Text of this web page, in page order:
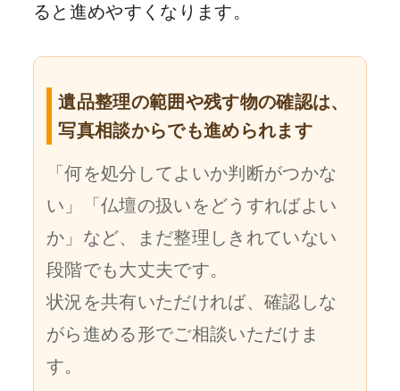
ると進めやすくなります。
遺品整理の範囲や残す物の確認は、
写真相談からでも進められます
「何を処分してよいか判断がつかな
い」「仏壇の扱いをどうすればよい
か」など、まだ整理しきれていない
段階でも大丈夫です。
状況を共有いただければ、確認しな
がら進める形でご相談いただけま
す。